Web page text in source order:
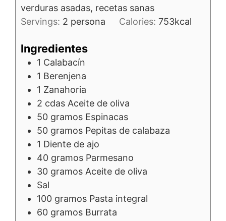
verduras asadas, recetas sanas
Servings: 2 persona Calories: 753kcal
Ingredientes
1 Calabacín
1 Berenjena
1 Zanahoria
2 cdas Aceite de oliva
50 gramos Espinacas
50 gramos Pepitas de calabaza
1 Diente de ajo
40 gramos Parmesano
30 gramos Aceite de oliva
Sal
100 gramos Pasta integral
60 gramos Burrata